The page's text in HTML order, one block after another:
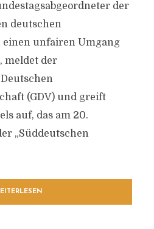
der
deutschen
unfairen Umgang
meldet der
(GDV) und greift
auf, das am 20.
„Süddeutschen